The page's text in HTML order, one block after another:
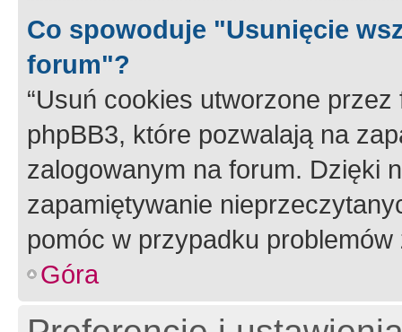
Co spowoduje "Usunięcie
forum"?
“Usuń cookies utworzone
phpBB3, które pozwalają na
zalogowanym na forum. Dzięki
zapamiętywanie
pomóc w przypadku
Góra